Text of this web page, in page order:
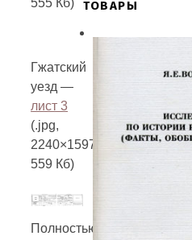
555 Кб)
Гжатский
уезд —
лист 3
(.jpg,
2240×1597,
559 Кб)
Полностью
ТОВАРЫ